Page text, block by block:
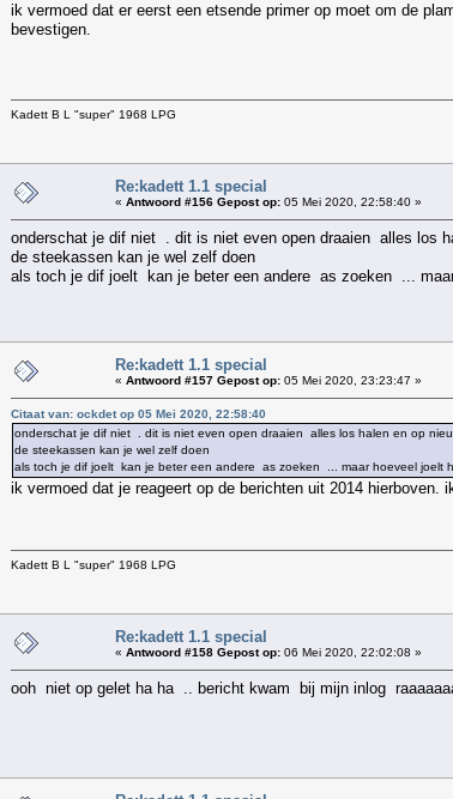
ik vermoed dat er eerst een etsende primer op moet om de
bevestigen.
Kadett B L "super" 1968 LPG
Re:kadett 1.1 special
« Antwoord #156 Gepost op: 05 Mei 2020, 22:58:40 »
onderschat je dif niet . dit is niet even open draaien alles los
de steekassen kan je wel zelf doen
als toch je dif joelt kan je beter een andere as zoeken ...
Re:kadett 1.1 special
« Antwoord #157 Gepost op: 05 Mei 2020, 23:23:47 »
Citaat van: ockdet op 05 Mei 2020, 22:58:40
onderschat je dif niet . dit is niet even open draaien alles los halen en op
de steekassen kan je wel zelf doen
als toch je dif joelt kan je beter een andere as zoeken ... maar hoeveel
ik vermoed dat je reageert op de berichten uit 2014
Kadett B L "super" 1968 LPG
Re:kadett 1.1 special
« Antwoord #158 Gepost op: 06 Mei 2020, 22:02:08 »
ooh niet op gelet ha ha .. bericht kwam bij mijn inlog